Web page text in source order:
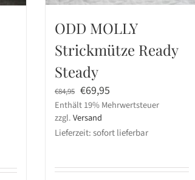
ODD MOLLY
Strickmütze Ready
Steady
€84,95 Ursprünglicher
Preis
war:
€84,95
€69,95
Preis
€69,95.
Enthält 19% Mehrwertsteuer
zzgl.Versand
Lieferzeit: sofort lieferbar